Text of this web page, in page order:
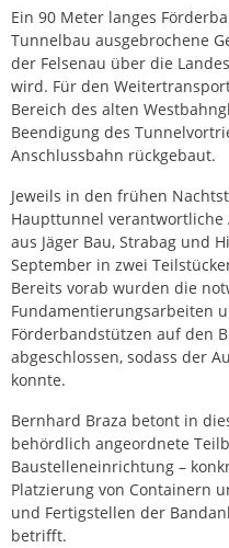
Ein 90 Meter langes
Tunnelbau ausgebrochene
der Felsenau über die
wird. Für den
Bereich des alten
Beendigung des
Anschlussbahn rückgebaut.
Jeweils in den frühen
Haupttunnel verantwortliche
aus Jäger Bau, Strabag und
September in zwei
Bereits vorab wurden die
Fundamentierungsarbeiten
Förderbandstützen auf den
abgeschlossen, sodass der
konnte.
Bernhard Braza betont in
behördlich angeordnete
Baustelleneinrichtung –
Platzierung von Containern
und Fertigstellen der
betrifft.